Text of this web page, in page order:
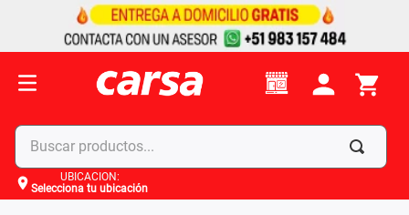
Buscar productos...
UBICACIÓN:
Selecciona tu ubicación
Términos más buscados